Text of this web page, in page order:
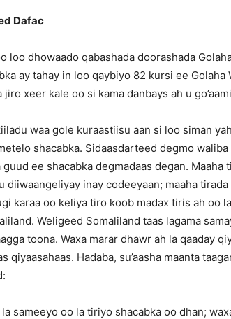
Dafac
loo dhowaado qabashada doorashada
ay tahay in loo qaybiyo 82 kursi ee
jiro xeer kale oo si kama danbays ah u
waa gole kuraastiisu aan si loo siman
shacabka. Sidaasdarteed degmo
ee shacabka degmadaas degan. Maaha
diiwaangeliyay inay codeeyaan; maaha
karaa oo keliya tiro koob madax tiris ah oo
Weligeed Somaliland taas lagama
toona. Waxa marar dhawr ah la qaaday
qiyaasahaas. Hadaba, su’aasha maanta
sameeyo oo la tiriyo shacabka oo dhan;